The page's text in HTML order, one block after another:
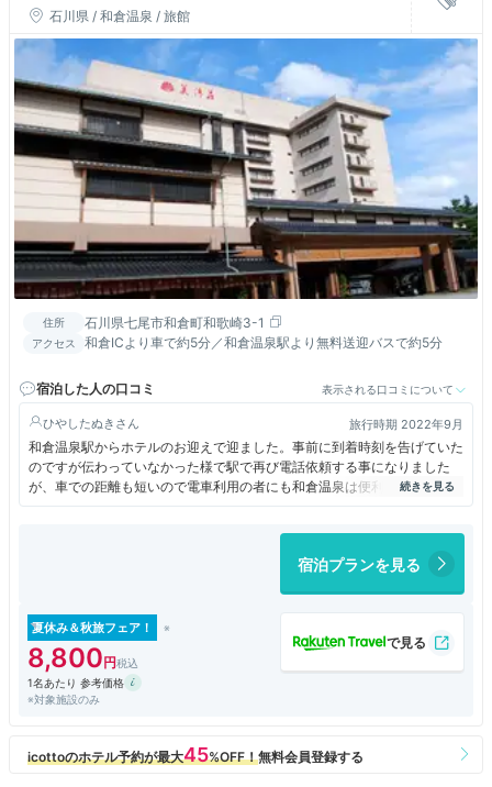
石川県 / 和倉温泉 / 旅館
住所 石川県七尾市和倉町和歌崎3-1
アクセス 和倉ICより車で約5分／和倉温泉駅より無料送迎バスで約5分
宿泊した人の口コミ 表示される口コミについて
ひやしたぬき 旅行時期 2022年9月
和倉温泉駅からホテルのお迎えで迎ました。事前に到着時刻を告げていた
のですが伝わっていなかった様で駅で再び電話依頼する事になりました
が、車での距離も短いので電車利用の者にも和倉温泉は便利です。
今回は夕食を食べたい寿司店があった為、朝食だけ食べました。一般的な
お部屋からは七尾湾が見え開放的な景色です。リーズナブルな部屋利用
宿泊プランを見る
夏休み＆秋旅フェア！
8,800
1名あたり 参考価格
※対象施設のみ